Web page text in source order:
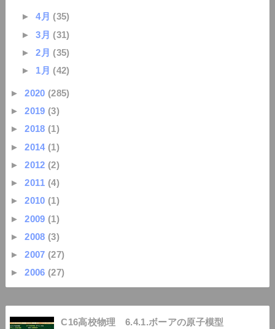
►4月 (35)
►3月 (31)
►2月 (35)
► 1月 (42)
►2020 (285)
►2019 (3)
►2018 (1)
►2014 (1)
►2012 (2)
►2011 (4)
►2010 (1)
►2009 (1)
►2008 (3)
►2007 (27)
►2006 (27)
C16高校物理 6.4.1.ボーアの原子模型